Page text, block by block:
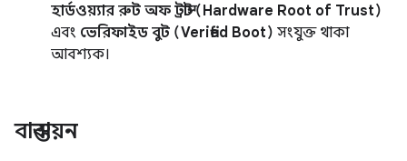
হার্ডওয়্যার রুট অফ ট্রাস্ট (Hardware Root of Trust)
এবং ভেরিফাইড বুট (Verified Boot) সংযুক্ত থাকা
আবশ্যক।
বাস্তবায়ন